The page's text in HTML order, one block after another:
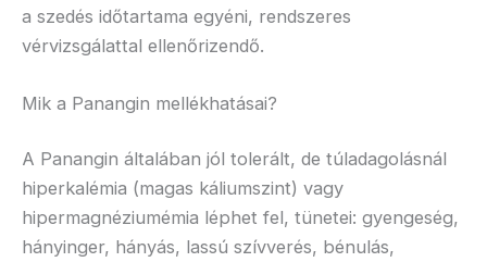
a szedés időtartama egyéni, rendszeres
vérvizsgálattal ellenőrizendő.
Mik a Panangin mellékhatásai?
A Panangin általában jól tolerált, de túladagolásnál
hiperkalémia (magas káliumszint) vagy
hipermagnéziumémia léphet fel, tünetei: gyengeség,
hányinger, hányás, lassú szívverés, bénulás,